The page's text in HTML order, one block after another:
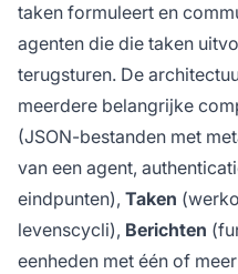
taken formuleert en
agenten die die taken
terugsturen. De
meerdere belangrijke
(JSON-bestanden met
van een agent,
eindpunten), Taken
levenscycli), Berichten
eenheden met één of